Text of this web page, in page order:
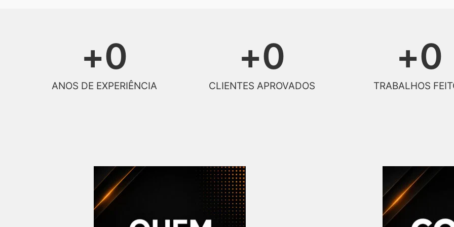
ANOS DE EXPERIÊNCIA
+0
CLIENTES APROVADOS
+0
TRABALHOS
+0